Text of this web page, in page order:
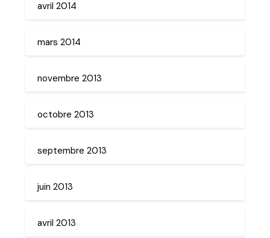
avril 2014
mars 2014
novembre 2013
octobre 2013
septembre 2013
juin 2013
avril 2013